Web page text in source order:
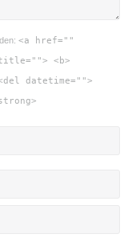
<a href=""
<b>
datetime="">